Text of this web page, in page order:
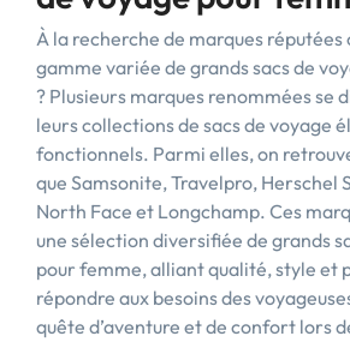
À la recherche de marques réputées
gamme variée de grands sacs de
? Plusieurs marques renommées se
leurs collections de sacs de voyage
fonctionnels. Parmi elles, on
que Samsonite, Travelpro, Herschel
North Face et Longchamp. Ces
une sélection diversifiée de grands
pour femme, alliant qualité, style et
répondre aux besoins des
quête d’aventure et de confort lors